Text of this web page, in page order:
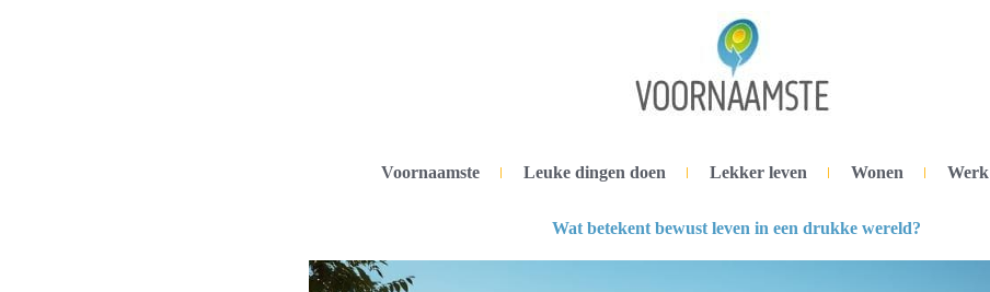
Voornaamste Leuke dingen doen Lekker leven Wonen Werk
Wat betekent bewust leven in een drukke wereld?